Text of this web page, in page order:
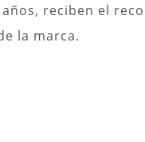
reciben el
la marca.